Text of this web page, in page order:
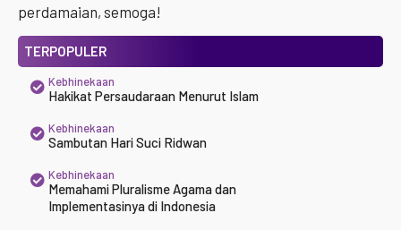
perdamaian, semoga!
TERPOPULER
Kebhinekaan
Hakikat Persaudaraan Menurut Islam
Kebhinekaan
Sambutan Hari Suci Ridwan
Kebhinekaan
Memahami Pluralisme Agama dan
Implementasinya di Indonesia